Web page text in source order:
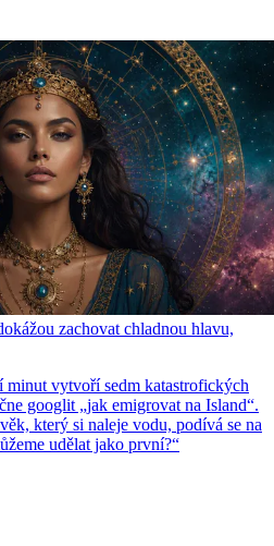
zachovat chladnou hlavu,
vytvoří sedm katastrofických
googlit „jak emigrovat na Island“.
který si naleje vodu, podívá se na
udělat jako první?“